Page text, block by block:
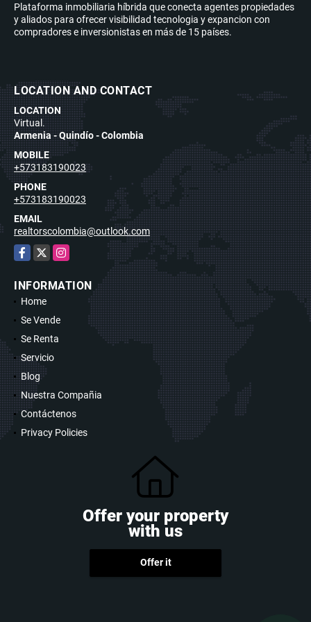
Plataforma inmobiliaria híbrida que conecta agentes propiedades
y aliados para ofrecer visibilidad tecnologia y expancion con
compradores e inversionistas en más de 15 países.
LOCATION AND CONTACT
LOCATION
Virtual.
Armenia - Quindío - Colombia
MOBILE
+573183190023
PHONE
+573183190023
EMAIL
realtorscolombia@outlook.com
Facebook
X Instagram
INFORMATION
Home
Se Vende
Se Renta
Servicio
Blog
Nuestra Compañia
Contáctenos
Privacy Policies
Offer your property
with us
Offer it